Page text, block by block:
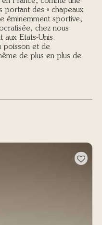
portant des « chapeaux
éminemment sportive,
chez nous
aux Etats-Unis.
poisson et de
de plus en plus de